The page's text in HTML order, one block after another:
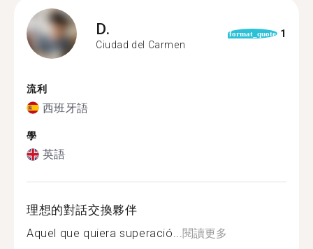
D.
Ciudad del Carmen
format_quote 1
流利
西班牙語
學
英語
理想的對話交換夥伴
Aquel que quiera superació...閱讀更多